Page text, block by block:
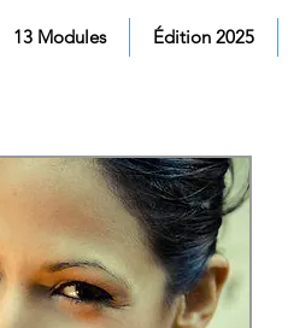
13 Modules Édition 2025